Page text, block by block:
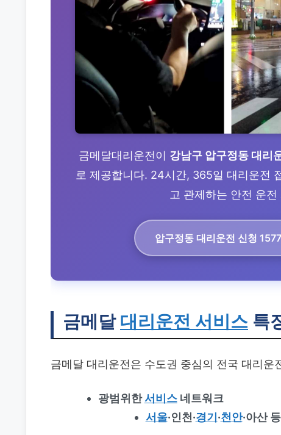
금메달대리운전이 강남구 압구정동 대리
로 제공합니다. 24시간, 365일 대리운전
고 관제하는 안전 운
압구정동 대리운전 신청
금메달 대리운전 서비스 특
금메달 대리운전은 수도권 중심의 전국 대리
광범위한서비스네트워크
서울·인천·경기 ·천안·아산